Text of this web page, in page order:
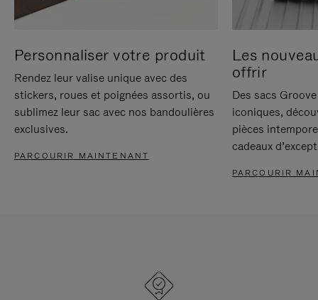
Personnaliser votre produit
Rendez leur valise unique avec des
stickers, roues et poignées assortis, ou
sublimez leur sac avec nos bandoulières
exclusives.
PARCOURIR MAINTENANT
Les
offrir
Des sacs
iconiques,
pièces
cadeaux
PARCOURIR